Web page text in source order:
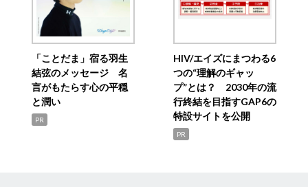
「ことだま」宿る羽生
結弦のメッセージ 名
言がもたらす心の平穏
と潤い
PR
HIV/エイズにまつわる6
つの“理解のギャッ
プ”とは？ 2030年の流
行終結を目指すGAP6の
特設サイトを公開
PR